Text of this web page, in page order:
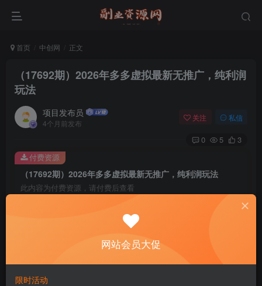
首页 中创网 正文
（17692期）2026年多多虚拟最新无推广，纯利润
玩法
项目发布员
4个月前发布
关注 私信
0 5 3
（17692期）2026年多多虚拟最新无推广，纯利润玩法
此内容为付费资源，请付费后查看
￥4
付费资源
网站会员大促
限时活动